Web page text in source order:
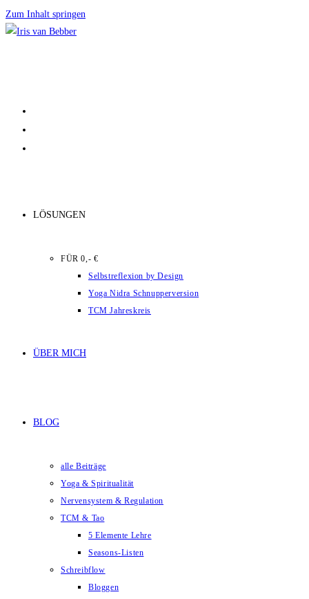
Zum Inhalt springen
LÖSUNGEN
FÜR 0,- €
Selbstreflexion by Design
Yoga Nidra Schnupperversion
TCM Jahreskreis
ÜBER MICH
BLOG
alle Beiträge
Yoga & Spiritualität
Nervensystem & Regulation
TCM & Tao
5 Elemente Lehre
Seasons-Listen
Schreibflow
Bloggen